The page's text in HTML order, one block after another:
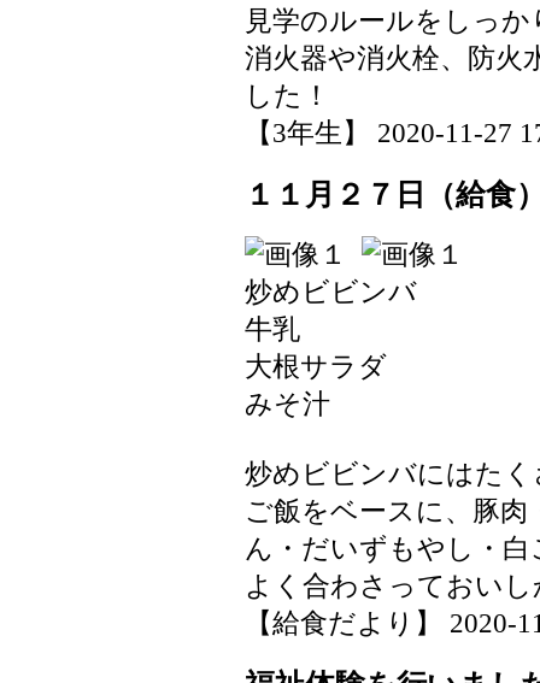
見学のルールをしっか
消火器や消火栓、防火
した！
【3年生】 2020-11-27
１１月２７日（給食
炒めビビンバ
牛乳
大根サラダ
みそ汁
炒めビビンバにはた
ご飯をベースに、豚
ん・だいずもやし・
よく合わさっておい
【給食だより】 2020-